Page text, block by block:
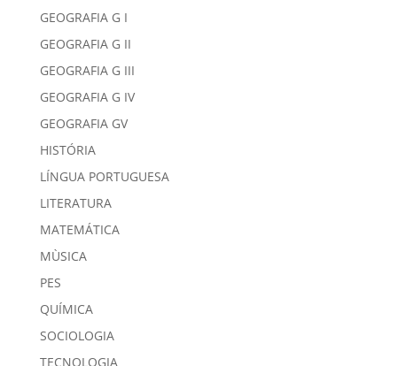
GEOGRAFIA G I
GEOGRAFIA G II
GEOGRAFIA G III
GEOGRAFIA G IV
GEOGRAFIA GV
HISTÓRIA
LÍNGUA PORTUGUESA
LITERATURA
MATEMÁTICA
MÙSICA
PES
QUÍMICA
SOCIOLOGIA
TECNOLOGIA